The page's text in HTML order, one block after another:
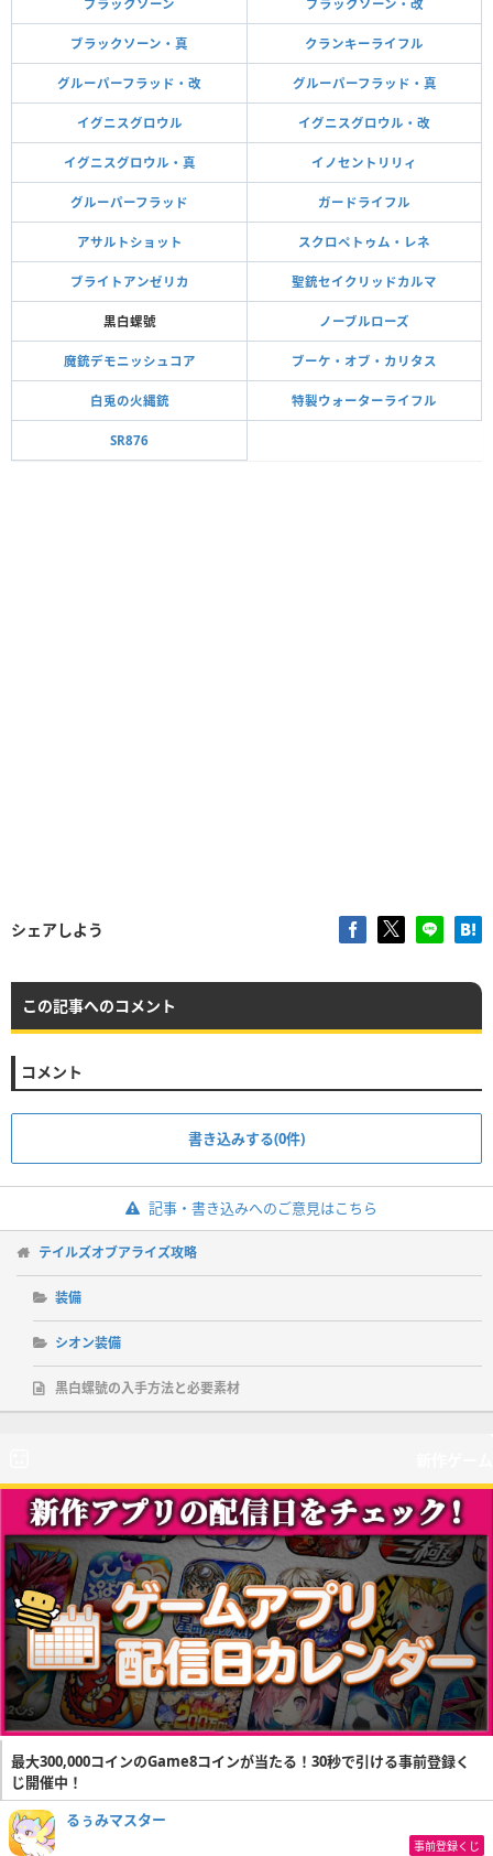
ブラックソーン ブラックソーン・改
ブラックソーン・真 クランキーライフル
グルーパーフラッド・改 グルーパーフラッド・真
イグニスグロウル イグニスグロウル・改
イグニスグロウル・真 イノセントリリィ
グルーパーフラッド ガードライフル
アサルトショット スクロペトゥム・レネ
ブライトアンゼリカ 聖銃セイクリッドカルマ
黒白螺號 ノーブルローズ
魔銃デモニッシュコア ブーケ・オブ・カリタス
白兎の火縄銃 特製ウォーターライフル
SR876
シェアしよう
この記事へのコメント
コメント
書き込みする(0件)
記事・書き込みへのご意見はこちら
テイルズオブアライズ攻略
装備
シオン装備
黒白螺號の入手方法と必要素材
最大300,000コインのGame8コインが当たる！30秒で引ける事前登録く
じ開催中！
るぅみマスター
事前登録くじ